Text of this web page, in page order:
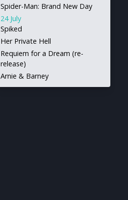
Spider-Man: Brand New Day
24 July
Spiked
Her Private Hell
Requiem for a Dream (re-
release)
Arnie & Barney